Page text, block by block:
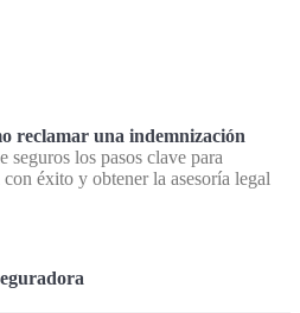
reclamar una indemnización
seguros los pasos clave para
éxito y obtener la asesoría legal